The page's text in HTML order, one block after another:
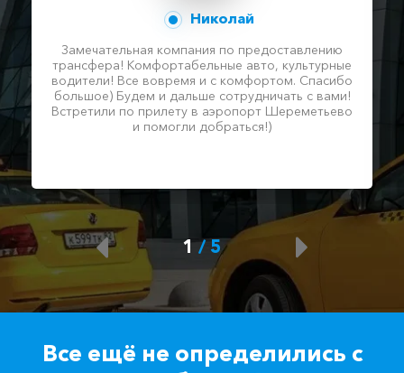
Николай
Замечательная компания по предоставлению
трансфера! Комфортабельные авто, культурные
водители! Все вовремя и с комфортом. Спасибо
большое) Будем и дальше сотрудничать с вами!
Встретили по прилету в аэропорт Шереметьево
и помогли добраться!)
1/ 5
Все ещё не определились с